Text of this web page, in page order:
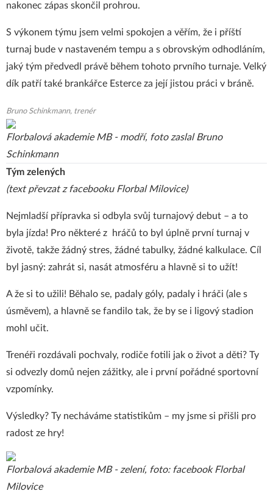
nakonec zápas skončil prohrou.
S výkonem týmu jsem velmi spokojen a věřím, že i příští
turnaj bude v nastaveném tempu a s obrovským odhodláním,
jaký tým předvedl právě během tohoto prvního turnaje. Velký
dík patří také brankářce Esterce za její jistou práci v bráně.
Bruno Schinkmann, trenér
Florbalová akademie MB - modří, foto zaslal Bruno
Schinkmann
Tým zelených
(text převzat z facebooku Florbal Milovice)
Nejmladší přípravka si odbyla svůj turnajový debut – a to
byla jízda! Pro některé z hráčů to byl úplně první turnaj v
životě, takže žádný stres, žádné tabulky, žádné kalkulace. Cíl
byl jasný: zahrát si, nasát atmosféru a hlavně si to užít!
A že si to užili! Běhalo se, padaly góly, padaly i hráči (ale s
úsměvem), a hlavně se fandilo tak, že by se i ligový stadion
mohl učit.
Trenéři rozdávali pochvaly, rodiče fotili jak o život a děti? Ty
si odvezly domů nejen zážitky, ale i první pořádné sportovní
vzpomínky.
Výsledky? Ty necháváme statistikům – my jsme si přišli pro
radost ze hry!
Florbalová akademie MB - zelení, foto: facebook Florbal
Milovice